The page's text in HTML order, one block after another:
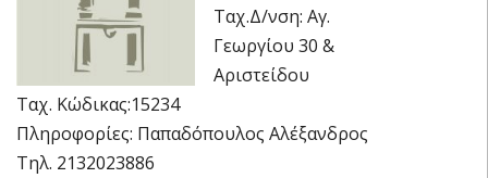
Ταχ.Δ/νση: Αγ.
Γεωργίου 30 &
Αριστείδου
Ταχ. Κώδικας:15234
Πληροφορίες: Παπαδόπουλος Αλέξανδρος
Τηλ. 2132023886